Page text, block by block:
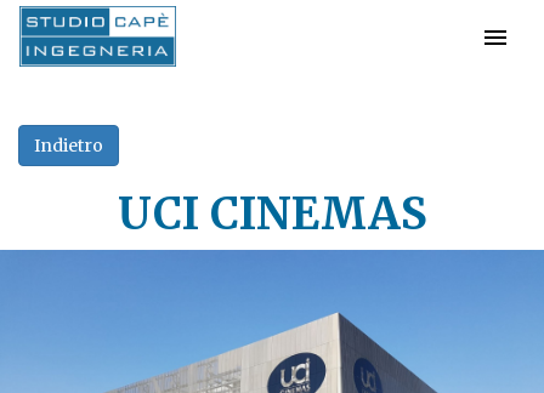
UCI CINEMAS